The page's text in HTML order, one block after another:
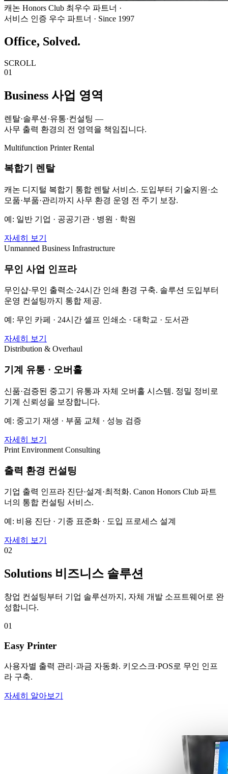
캐논 Honors Club 최우수 파트너 ·
서비스 인증 우수 파트너 · Since 1997
Office, Solved.
SCROLL
01
Business 사업 영역
렌탈·솔루션·유통·컨설팅 —
사무 출력 환경의 전 영역을 책임집니다.
Multifunction Printer Rental
복합기 렌탈
캐논 디지털 복합기 통합 렌탈 서비스. 도입부터 기술지원·소
모품·부품·관리까지 사무 환경 운영 전 주기 보장.
예: 일반 기업 · 공공기관 · 병원 · 학원
자세히 보기
Unmanned Business Infrastructure
무인 사업 인프라
무인샵·무인 출력소·24시간 인쇄 환경 구축. 솔루션 도입부터
운영 컨설팅까지 통합 제공.
예: 무인 카페 · 24시간 셀프 인쇄소 · 대학교 · 도서관
자세히 보기
Distribution & Overhaul
기계 유통 · 오버홀
신품·검증된 중고기 유통과 자체 오버홀 시스템. 정밀 정비로
기계 신뢰성을 보장합니다.
예: 중고기 재생 · 부품 교체 · 성능 검증
자세히 보기
Print Environment Consulting
출력 환경 컨설팅
기업 출력 인프라 진단·설계·최적화. Canon Honors Club 파트
너의 통합 컨설팅 서비스.
예: 비용 진단 · 기종 표준화 · 도입 프로세스 설계
자세히 보기
02
Solutions 비즈니스 솔루션
창업 컨설팅부터 기업 솔루션까지, 자체 개발 소프트웨어로 완
성합니다.
01
Easy Printer
사용자별 출력 관리·과금 자동화. 키오스크·POS로 무인 인프
라 구축.
자세히 알아보기